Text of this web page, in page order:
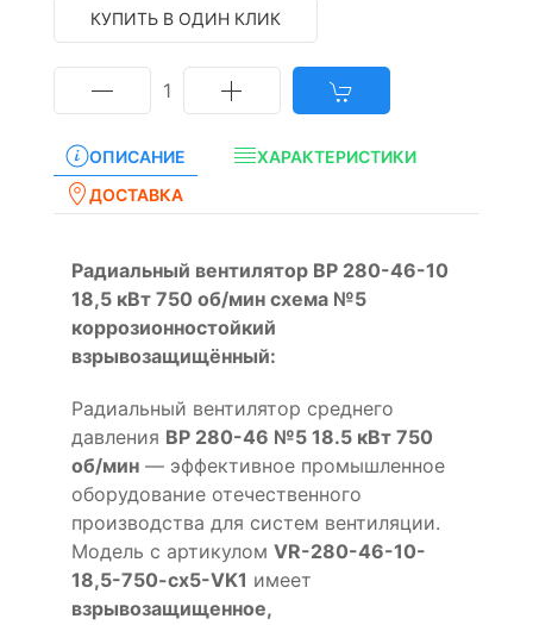
КУПИТЬ В ОДИН КЛИК
1
ОПИСАНИЕ
ХАРАКТЕРИСТИКИ
ДОСТАВКА
Радиальный вентилятор ВР 280-46-10
18,5 кВт 750 об/мин схема №5
коррозионностойкий
взрывозащищённый:
Радиальный вентилятор среднего
давления ВР 280-46 №5 18.5 кВт 750
об/мин — эффективное промышленное
оборудование отечественного
производства для систем вентиляции.
Модель с артикулом VR-280-46-10-
18,5-750-cx5-VK1 имеет
взрывозащищенное,